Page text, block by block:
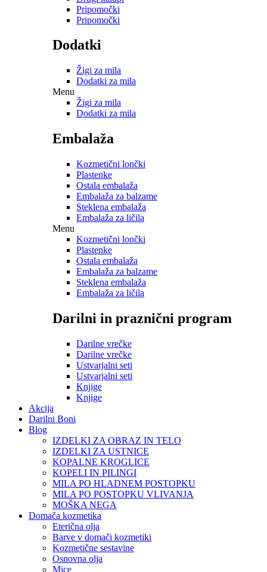
Pripomočki
Pripomočki
Dodatki
Žigi za mila
Dodatki za mila
Menu
Žigi za mila
Dodatki za mila
Embalaža
Kozmetični lončki
Plastenke
Ostala embalaža
Embalaža za balzame
Steklena embalaža
Embalaža za ličila
Menu
Kozmetični lončki
Plastenke
Ostala embalaža
Embalaža za balzame
Steklena embalaža
Embalaža za ličila
Darilni in praznični program
Darilne vrečke
Darilne vrečke
Ustvarjalni seti
Ustvarjalni seti
Knjige
Knjige
Akcija
Darilni Boni
Blog
IZDELKI ZA OBRAZ IN TELO
IZDELKI ZA USTNICE
KOPALNE KROGLICE
KOPELI IN PILINGI
MILA PO HLADNEM POSTOPKU
MILA PO POSTOPKU VLIVANJA
MOŠKA NEGA
Domača kozmetika
Eterična olja
Barve v domači kozmetiki
Kozmetične sestavine
Osnovna olja
Mice